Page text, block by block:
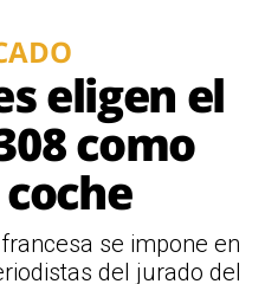
eligen el
como
se impone en
del jurado del